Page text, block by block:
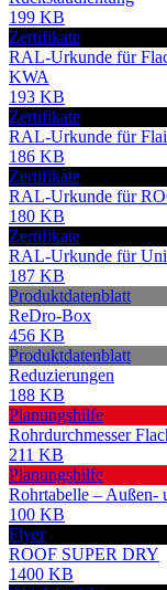
199 KB
Zertifikate
RAL-Urkunde für
KWA
193 KB
Zertifikate
RAL-Urkunde für
186 KB
Zertifikate
RAL-Urkunde für
180 KB
Zertifikate
RAL-Urkunde für
187 KB
Produktdatenblatt
ReDro-Box
456 KB
Produktdatenblatt
Reduzierungen
188 KB
Planungshilfe
Rohrdurchmesser
211 KB
Planungshilfe
Rohrtabelle – Außen-
100 KB
Flyer
ROOF SUPER DRY
1400 KB